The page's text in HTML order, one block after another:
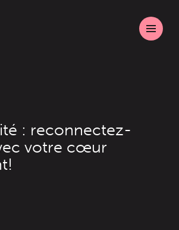
: reconnectez-
votre cœur